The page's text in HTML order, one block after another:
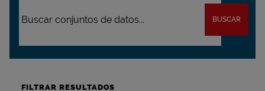
BUSCAR
FILTRAR RESULTADOS